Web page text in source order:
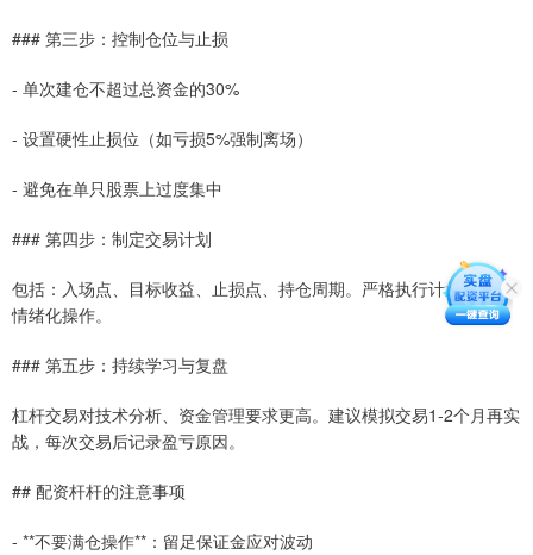
### 第三步：控制仓位与止损
- 单次建仓不超过总资金的30%
- 设置硬性止损位（如亏损5%强制离场）
- 避免在单只股票上过度集中
### 第四步：制定交易计划
包括：入场点、目标收益、止损点、持仓周期。严格执行计划，避免
情绪化操作。
### 第五步：持续学习与复盘
杠杆交易对技术分析、资金管理要求更高。建议模拟交易1-2个月再实
战，每次交易后记录盈亏原因。
## 配资杆杆的注意事项
- **不要满仓操作**：留足保证金应对波动